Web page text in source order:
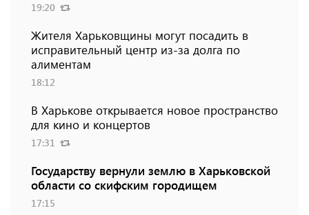
19:20
Жителя Харьковщины могут посадить в
исправительный центр из-за долга по
алиментам
18:12
В Харькове открывается новое пространство
для кино и концертов
17:31
Государству вернули землю в Харьковской
области со скифским городищем
17:15